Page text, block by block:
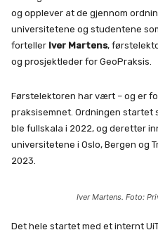
og opplever at de gjennom
universitetene og studentene
forteller Iver Martens,
og prosjektleder for GeoPraksis.
Førstelektoren har vært – og er
praksisemnet. Ordningen startet
ble fullskala i 2022, og deretter
universitetene i Oslo, Bergen og
2023.
Iver Martens. Foto:
Det hele startet med et internt